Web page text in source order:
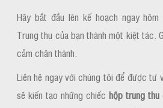
Hãy bắt đầu lên kế hoạch ngay
Trung thu của bạn thành một kiệt tác.
cảm chân thành.
Liên hệ ngay với chúng tôi để được tư
sẽ kiến tạo những chiếc hộp trung thu